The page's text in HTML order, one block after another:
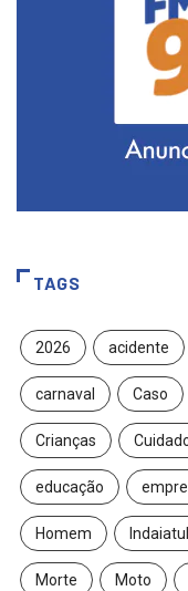
TAGS
2026 acidente
carnaval Caso
Crianças
educação
Homem
Morte Moto